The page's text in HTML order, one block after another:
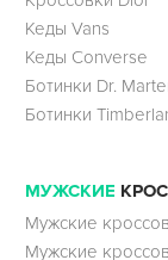
Кеды Vans
Кеды Converse
Ботинки Dr.
Ботинки
МУЖСКИЕ
Мужские
Мужские